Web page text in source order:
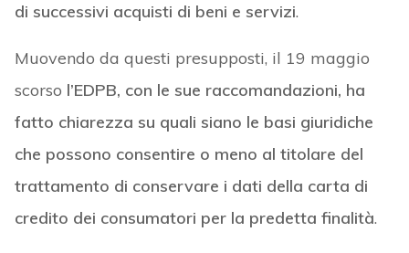
di successivi acquisti di beni e servizi.
Muovendo da questi presupposti, il 19 maggio
scorso l’EDPB, con le sue raccomandazioni, ha
fatto chiarezza su quali siano le basi giuridiche
che possono consentire o meno al titolare del
trattamento di conservare i dati della carta di
credito dei consumatori per la predetta finalità.